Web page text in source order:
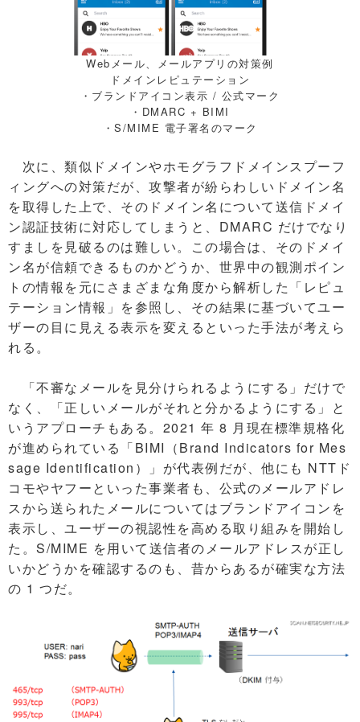
Webメール、メールアプリの対策例
ドメインレピュテーション
・ブランドアイコン表示 / 公式マーク
・DMARC + BIMI
・S/MIME 電子署名のマーク
次に、類似ドメインやホモグラフドメインスプーフ
ィングへの対策だが、攻撃者が紛らわしいドメイン名
を取得した上で、そのドメイン名について送信ドメイ
ン認証技術に対応してしまうと、DMARC だけでなり
すましを見破るのは難しい。この場合は、そのドメイ
ン名が信頼できるものかどうか、世界中の観測ポイン
トの情報を元にさまざまな角度から解析した「レピュ
テーション情報」を参照し、その結果に基づいてユー
ザーの目に見える表示を変えるといった手法が考えら
れる。
「不審なメールを見分けられるようにする」だけで
なく、「正しいメールがそれと分かるようにする」と
いうアプローチもある。2021 年 8 月現在標準規格化
が進められている「BIMI（Brand Indicators for Mes
sage Identification）」が代表例だが、他にも NTTド
コモやヤフーといった事業者も、公式のメールアドレ
スから送られたメールについてはブランドアイコンを
表示し、ユーザーの視認性を高める取り組みを開始し
た。S/MIME を用いて送信者のメールアドレスが正し
いかどうかを確認するのも、昔からあるが確実な方法
の 1 つだ。